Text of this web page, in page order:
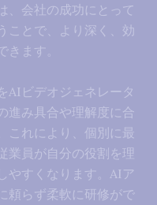
、会社の成功にとって
ことで、より深く、効
ます。
AIビデオジェネレータ
進み具合や理解度に合
これにより、個別に最
業員が自分の役割を理
やすくなります。AIア
頼らず柔軟に研修がで